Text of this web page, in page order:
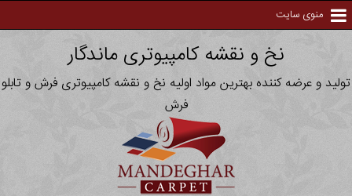
منوی سایت
نخ و نقشه کامپیوتری ماندگار
تولید و عرضه کننده بهترین مواد اولیه نخ و نقشه کامپیوتری فرش و تابلو
فرش